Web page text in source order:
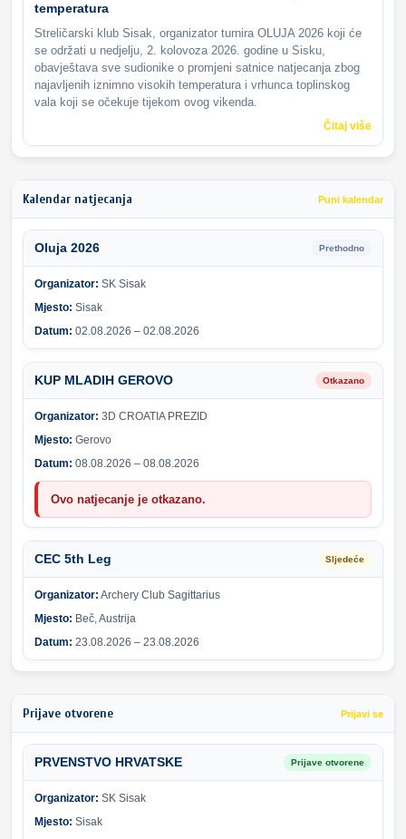
temperatura
Streličarski klub Sisak, organizator turnira OLUJA 2026 koji će
se održati u nedjelju, 2. kolovoza 2026. godine u Sisku,
obavještava sve sudionike o promjeni satnice natjecanja zbog
najavljenih iznimno visokih temperatura i vrhunca toplinskog
vala koji se očekuje tijekom ovog vikenda.
Čitaj više
Kalendar natjecanja Puni kalendar
Oluja 2026 Prethodno
Organizator: SK Sisak
Mjesto: Sisak
Datum: 02.08.2026 – 02.08.2026
KUP MLADIH GEROVO Otkazano
Organizator: 3D CROATIA PREZID
Mjesto: Gerovo
Datum: 08.08.2026 – 08.08.2026
Ovo natjecanje je otkazano.
CEC 5th Leg Sljedeće
Organizator: Archery Club Sagittarius
Mjesto: Beč, Austrija
Datum: 23.08.2026 – 23.08.2026
Prijave otvorene Prijavi se
PRVENSTVO HRVATSKE Prijave otvorene
Organizator: SK Sisak
Mjesto: Sisak